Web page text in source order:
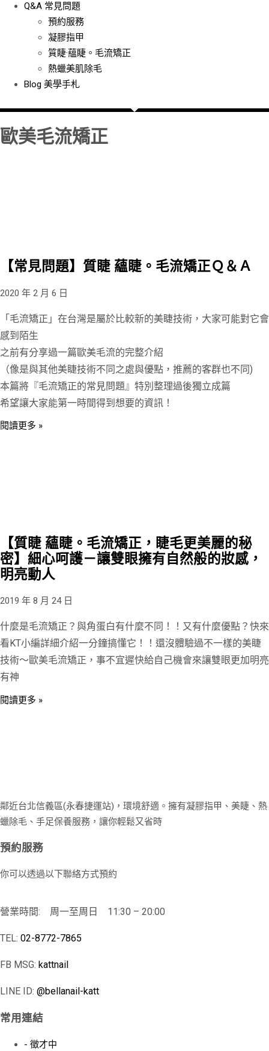
Q&A 常見問題
預約服務
凝膠指甲
質睫·蘊睫。毛流矯正
熱蠟美肌除毛
Blog 美學手札
歐美毛流矯正
【常見問題】質睫 蘊睫。毛流矯正Ｑ＆Ａ
2020 年 2 月 6 日
「毛流矯正」在台灣是屬於比較新的美睫技術，大家可能對它會
感到陌生
之前有分享過一篇歐美毛流的完整介紹
（像是與其他美睫技術不同之處與優點，推薦的客群也不同)
本篇將『毛流矯正的常見問題』特別整理過後獨立成篇
希望讓大家能第一時間得到想要的資訊！
閱讀更多 »
【質睫 蘊睫。毛流矯正，睫毛更美麗的秘
密】細心呵護－讓雙眼擁有自然般的妝感，
明亮動人
2019 年 8 月 24 日
什麼是毛流矯正？與角蛋白有什麼不同！！又有什麼優點？快來
看KT小編詳細介紹一分鐘搞懂它！！還沒體驗過不一樣的美睫
技術～歐美毛流矯正，事不宜遲快給自己機會來讓雙眼更加明亮
有神
閱讀更多 »
鄰近台北信義區(永春捷運站)，環境舒適。擁有凝膠指甲、美睫、熱
蠟除毛、手足保養服務，讓你輕鬆又省時
預約服務
你可以透過以下聯絡方式預約
營業時間: 周一至周日 11:30 – 20:00
TEL: 02-8772-7865
FB MSG: kattnail
LINE ID: @bellanail-katt
常用連結
- 徵才中